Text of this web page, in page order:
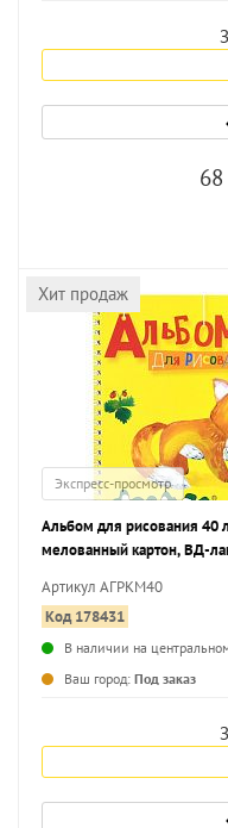
Хит продаж
Экспресс-просмотр
Альбом для рисования 40
мелованный картон, ВД-
Артикул АГРКМ40
Код 178431
В наличии на
Ваш город: Под заказ